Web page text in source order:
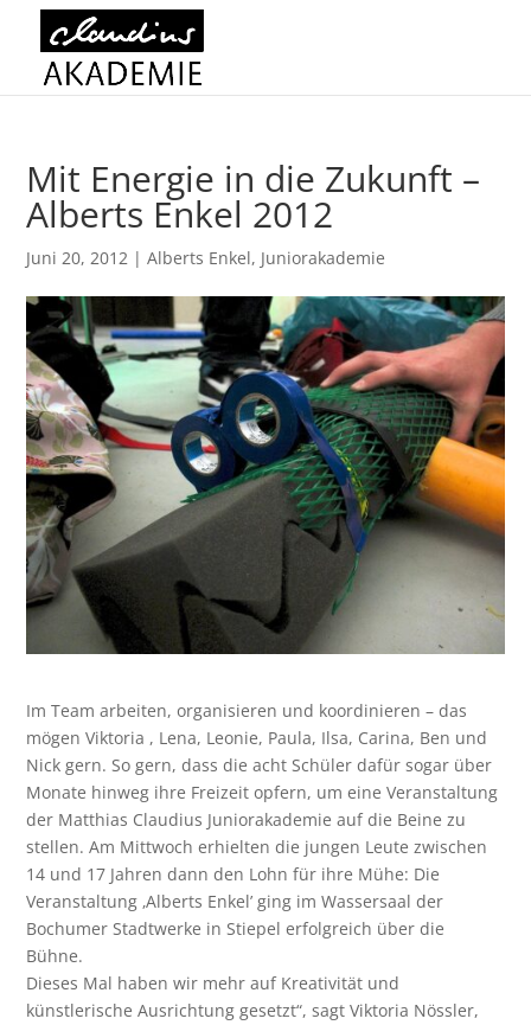
Mit Energie in die Zukunft –
Alberts Enkel 2012
Juni 20, 2012 |Alberts Enkel, Juniorakademie
Im Team arbeiten, organisieren und koordinieren – das
mögen Viktoria , Lena, Leonie, Paula, Ilsa, Carina, Ben und
Nick gern. So gern, dass die acht Schüler dafür sogar über
Monate hinweg ihre Freizeit opfern, um eine Veranstaltung
der Matthias Claudius Juniorakademie auf die Beine zu
stellen. Am Mittwoch erhielten die jungen Leute zwischen
14 und 17 Jahren dann den Lohn für ihre Mühe: Die
Veranstaltung ‚Alberts Enkel’ ging im Wassersaal der
Bochumer Stadtwerke in Stiepel erfolgreich über die
Bühne.
Dieses Mal haben wir mehr auf Kreativität und
künstlerische Ausrichtung gesetzt“, sagt Viktoria Nössler,